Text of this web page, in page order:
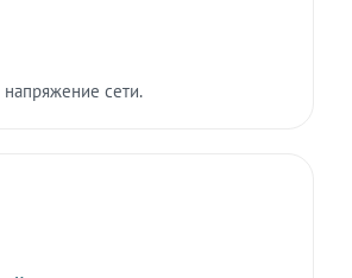
сети.